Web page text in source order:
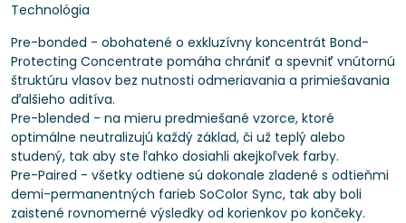
Technológia
Pre-bonded - obohatené o exkluzívny koncentrát Bond-
Protecting Concentrate pomáha chrániť a spevniť vnútornú
štruktúru vlasov bez nutnosti odmeriavania a primiešavania
ďalšieho aditíva.
Pre-blended - na mieru predmiešané vzorce, ktoré
optimálne neutralizujú každý základ, či už teplý alebo
studený, tak aby ste ľahko dosiahli akejkoľvek farby.
Pre-Paired - všetky odtiene sú dokonale zladené s odtieňmi
demi-permanentných farieb SoColor Sync, tak aby boli
zaistené rovnomerné výsledky od korienkov po končeky.